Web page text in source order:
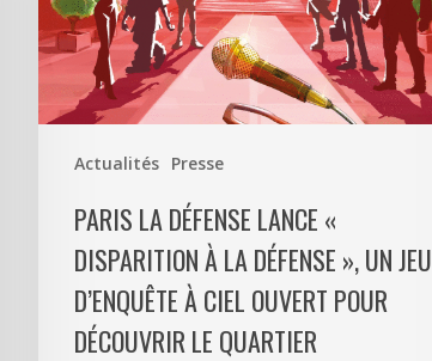
Actualités Presse
Disparition
à
Défense
d’enquête
ouvert
PARIS LA DÉFENSE LANCE «
DISPARITION À LA DÉFENSE », UN JEU
D’ENQUÊTE À CIEL OUVERT POUR
DÉCOUVRIR LE QUARTIER